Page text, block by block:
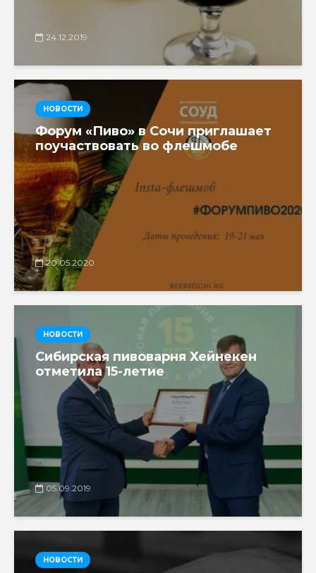
24.12.2019
НОВОСТИ
Форум «Пиво» в Сочи приглашает
поучаствовать во флешмобе
20.05.2020
НОВОСТИ
Сибирская пивоварня Хейнекен
отметила 15-летие
05.09.2019
НОВОСТИ